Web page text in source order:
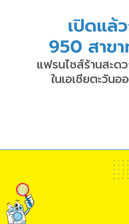
เปิดแล้
950 สาข
แฟรนไชส์ร้านสะด
ในเอเชียตะวันอ